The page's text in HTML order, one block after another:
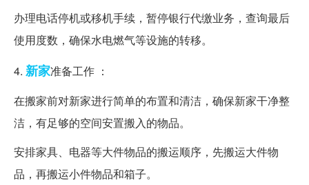
办理电话停机或移机手续，暂停银行代缴业务，查询最后
使用度数，确保水电燃气等设施的转移。
4. 新家准备工作 ：
在搬家前对新家进行简单的布置和清洁，确保新家干净整
洁，有足够的空间安置搬入的物品。
安排家具、电器等大件物品的搬运顺序，先搬运大件物
品，再搬运小件物品和箱子。